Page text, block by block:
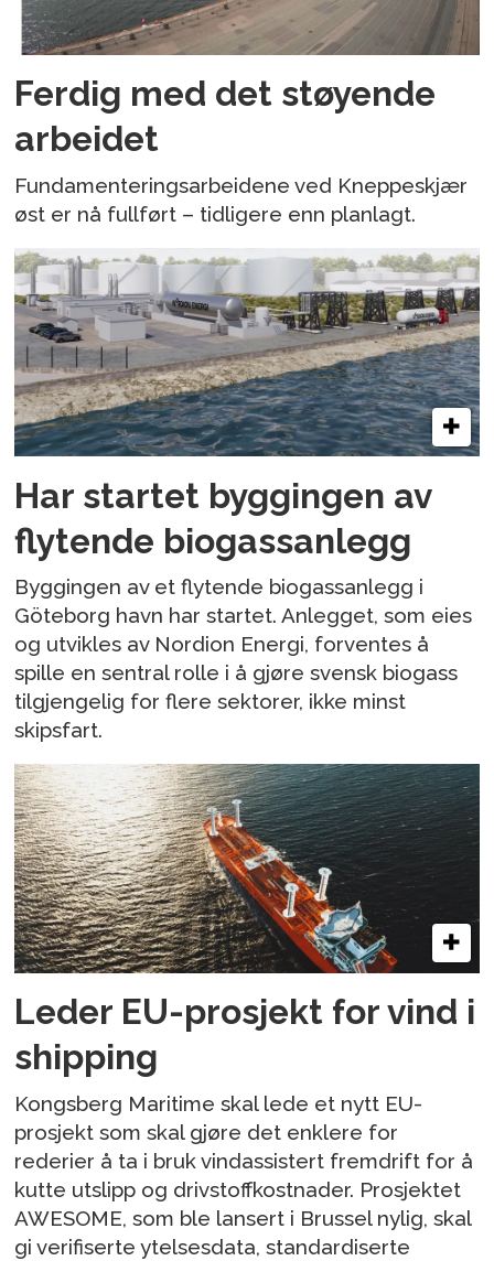
Ferdig med det støyende
arbeidet
Fundamenteringsarbeidene ved Kneppeskjær
øst er nå fullført – tidligere enn planlagt.
Har startet byggingen av
flytende biogassanlegg
Byggingen av et flytende biogassanlegg i
Göteborg havn har startet. Anlegget, som eies
og utvikles av Nordion Energi, forventes å
spille en sentral rolle i å gjøre svensk biogass
tilgjengelig for flere sektorer, ikke minst
skipsfart.
Leder EU-prosjekt for vind i
shipping
Kongsberg Maritime skal lede et nytt EU-
prosjekt som skal gjøre det enklere for
rederier å ta i bruk vindassistert fremdrift for å
kutte utslipp og drivstoffkostnader. Prosjektet
AWESOME, som ble lansert i Brussel nylig, skal
gi verifiserte ytelsesdata, standardiserte